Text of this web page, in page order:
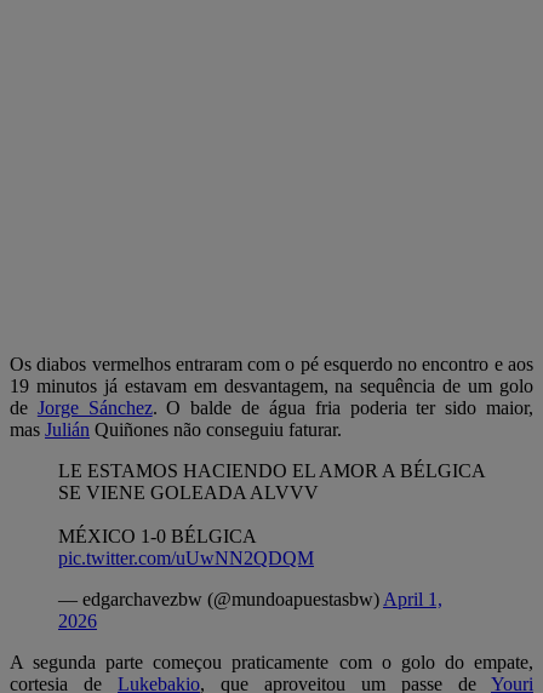
Os diabos vermelhos entraram com o pé esquerdo no encontro e aos
19 minutos já estavam em desvantagem, na sequência de um golo
de Jorge Sánchez. O balde de água fria poderia ter sido maior,
mas Julián Quiñones não conseguiu faturar.
LE ESTAMOS HACIENDO EL AMOR A BÉLGICA
SE VIENE GOLEADA ALVVV
MÉXICO 1-0 BÉLGICA
pic.twitter.com/uUwNN2QDQM
— edgarchavezbw (@mundoapuestasbw) April 1,
2026
A segunda parte começou praticamente com o golo do empate,
cortesia de Lukebakio, que aproveitou um passe de Youri